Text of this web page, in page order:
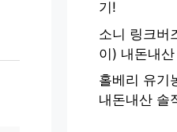
기!
소니 링크버
이) 내돈내
홀베리 유기
내돈내산 솔